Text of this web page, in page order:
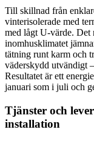
Till skillnad från
vinterisolerade med
med lågt U-värde. Det
inomhusklimatet
tätning runt karm och
väderskydd utvändigt
Resultatet är ett
januari som i juli och
Tjänster och
installation